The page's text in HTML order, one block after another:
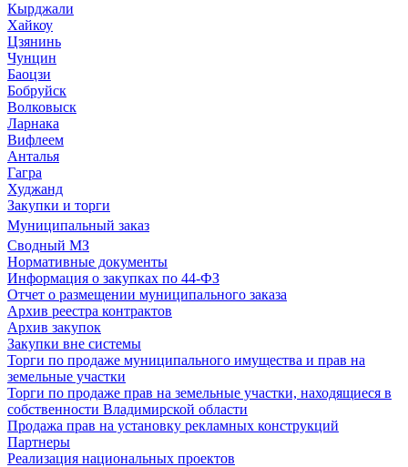
Кырджали
Хайкоу
Цзянинь
Чунцин
Баоцзи
Бобруйск
Волковыск
Ларнака
Вифлеем
Анталья
Гагра
Худжанд
Закупки и торги
Муниципальный заказ
Сводный МЗ
Нормативные документы
Информация о закупках по 44-ФЗ
Отчет о размещении муниципального заказа
Архив реестра контрактов
Архив закупок
Закупки вне системы
Торги по продаже муниципального имущества и прав на
земельные участки
Торги по продаже прав на земельные участки, находящиеся в
собственности Владимирской области
Продажа прав на установку рекламных конструкций
Партнеры
Реализация национальных проектов